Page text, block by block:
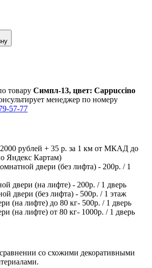
товару Симпл-13, цвет: Cappuccino
менеджер по номеру
57-77
рублей + 35 р. за 1 км от МКАД до
Яндекс Картам)
двери (без лифта) - 200р. / 1
двери (на лифте) - 200р. / 1 дверь
двери (без лифта) - 500р. / 1 этаж
(на лифте) до 80 кг- 500р. / 1 дверь
(на лифте) от 80 кг- 1000р. / 1 дверь
со схожими декоративными